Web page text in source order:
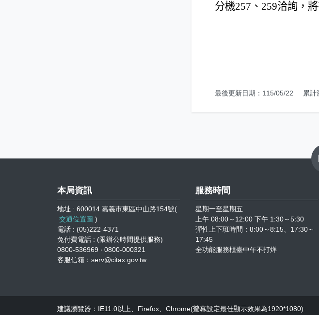
分機257 、 259洽詢，
最後更新日期：115/05/22 累計
本局資訊
地址 : 600014 嘉義市東區中山路154號(
交通位置圖 )
電話 : (05)222-4371
免付費電話 : (限辦公時間提供服務)
0800-536969 ‧ 0800-000321
客服信箱：serv@citax.gov.tw
服務時間
星期一至星期五
上午 08:00～12:00 下午 1:30～5:30
彈性上下班時間：8:00～8:15、17:30～
17:45
全功能服務櫃臺中午不打烊
建議瀏覽器：IE11.0以上、Firefox、Chrome(螢幕設定最佳顯示效果為1920*1080)